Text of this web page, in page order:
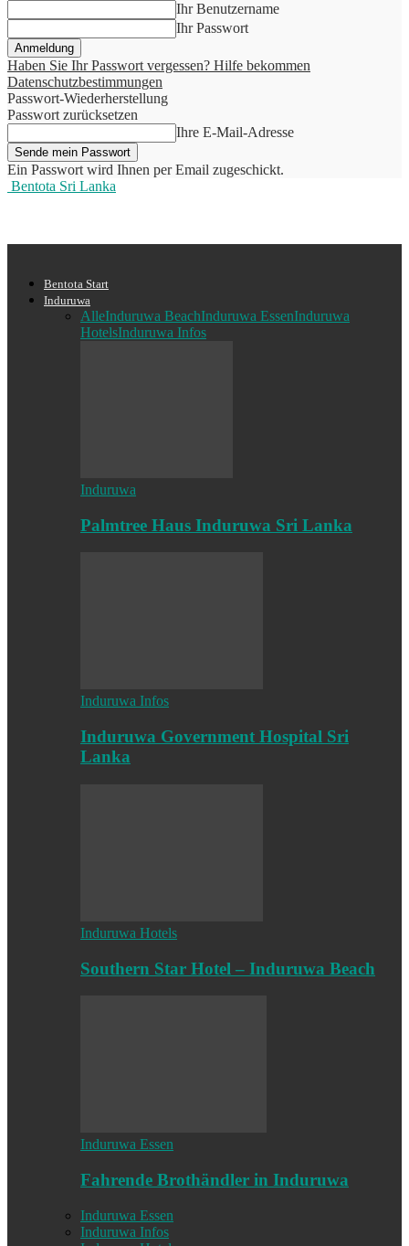
Ihr Benutzername
Ihr Passwort
Haben Sie Ihr Passwort vergessen? Hilfe bekommen
Datenschutzbestimmungen
Passwort-Wiederherstellung
Passwort zurücksetzen
Ihre E-Mail-Adresse
Ein Passwort wird Ihnen per Email zugeschickt.
Bentota Sri Lanka
Bentota Start
Induruwa
AlleInduruwa BeachInduruwa EssenInduruwa
HotelsInduruwa Infos
Induruwa
Palmtree Haus Induruwa Sri Lanka
Induruwa Infos
Induruwa Government Hospital Sri
Lanka
Induruwa Hotels
Southern Star Hotel – Induruwa Beach
Induruwa Essen
Fahrende Brothändler in Induruwa
Induruwa Essen
Induruwa Infos